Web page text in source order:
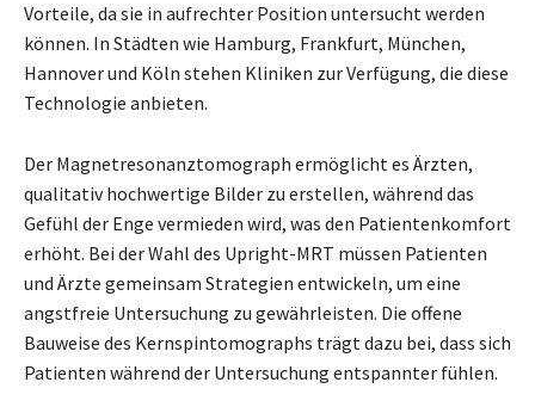
Vorteile, da sie in aufrechter Position untersucht werden
können. In Städten wie Hamburg, Frankfurt, München,
Hannover und Köln stehen Kliniken zur Verfügung, die diese
Technologie anbieten.
Der Magnetresonanztomograph ermöglicht es Ärzten,
qualitativ hochwertige Bilder zu erstellen, während das
Gefühl der Enge vermieden wird, was den Patientenkomfort
erhöht. Bei der Wahl des Upright-MRT müssen Patienten
und Ärzte gemeinsam Strategien entwickeln, um eine
angstfreie Untersuchung zu gewährleisten. Die offene
Bauweise des Kernspintomographs trägt dazu bei, dass sich
Patienten während der Untersuchung entspannter fühlen.